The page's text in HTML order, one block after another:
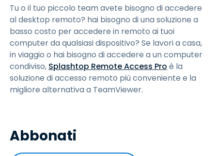
Tu o il tuo piccolo team avete bisogno di accedere
al desktop remoto? hai bisogno di una soluzione a
basso costo per accedere in remoto ai tuoi
computer da qualsiasi dispositivo? Se lavori a casa,
in viaggio o hai bisogno di accedere a un computer
condiviso, Splashtop Remote Access Pro è la
soluzione di accesso remoto più conveniente e la
migliore alternativa a TeamViewer.
Abbonati